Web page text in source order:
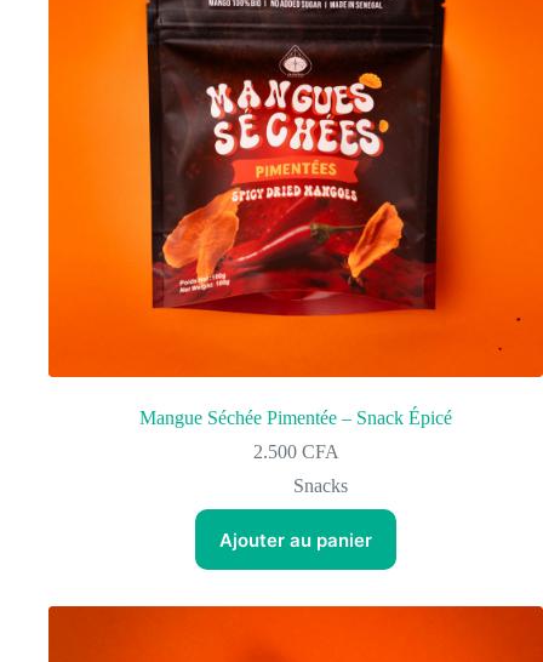
Mangue Séchée Pimentée – Snack Épicé
2.500 CFA
Snacks
Ajouter au panier